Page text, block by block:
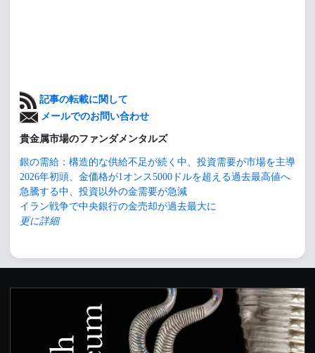
記事の転載に関して
メールでのお問い合わせ
貴金属市場のファンダメンタルズ
銀の需給：構造的な供給不足が続く中、投資需要が市場を主導
2026年初頭、金価格が1オンス5000ドルを超える過去最高値へ
急騰する中、投資以外の金需要が急減
イラン戦争で中央銀行の金売却が過去最大に
更に詳細